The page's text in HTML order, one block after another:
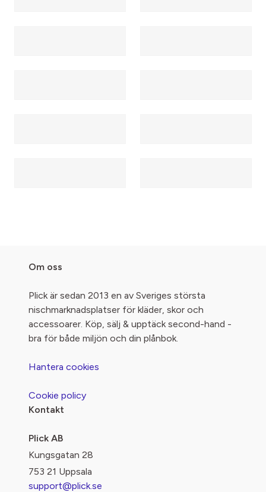
Om oss
Plick är sedan 2013 en av Sveriges största
nischmarknadsplatser för kläder, skor och
accessoarer. Köp, sälj & upptäck second-hand -
bra för både miljön och din plånbok.
Hantera cookies
Cookie policy
Kontakt
Plick AB
Kungsgatan 28
753 21 Uppsala
support@plick.se